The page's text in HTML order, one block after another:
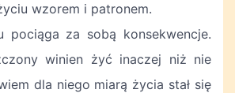
wzorem i patronem.
pociąga za sobą konsekwencje.
winien żyć inaczej niż nie
dla niego miarą życia stał się